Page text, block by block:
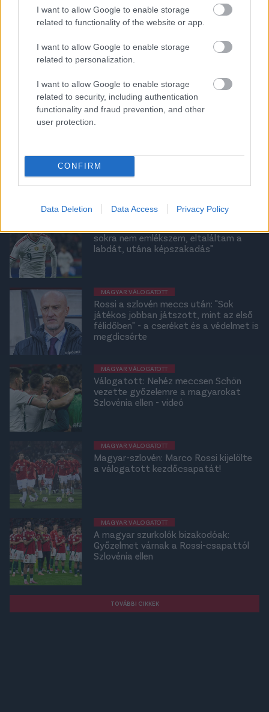
I want to allow Google to enable storage
related to functionality of the website or app.
I want to allow Google to enable storage
related to personalization.
I want to allow Google to enable storage
related to security, including authentication
functionality and fraud prevention, and other
user protection.
CONFIRM
Data Deletion Data Access Privacy Policy
de már elhagyta válogatott
edzőtáborát - a részletek
MAGYAR VÁLOGATOTT
munkát is elvégezni"; A második
félidőben több gólt is rúghattunk
volna" - értékelések
vagyok varázsló, de ezt előre sejteni
lehetett" - privilégiumnak tartja a
MAGYAR VÁLOGATOTT
sokra nem emlékszem, eltaláltam a
labdát, utána képszakadás"
MAGYAR VÁLOGATOTT
Rossi a szlovén meccs után: "Sok
játékos jobban játszott, mint az első
félidőben" - a cseréket és a védelmet is
megdicsérte
MAGYAR VÁLOGATOTT
Válogatott: Nehéz meccsen Schön
vezette győzelemre a magyarokat
Szlovénia ellen - videó
MAGYAR VÁLOGATOTT
Magyar-szlovén: Marco Rossi kijelölte
a válogatott kezdőcsapatát!
MAGYAR VÁLOGATOTT
A magyar szurkolók bizakodóak:
Győzelmet várnak a Rossi-csapattól
Szlovénia ellen
TOVÁBBI CIKKEK